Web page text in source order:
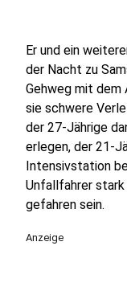
Er und ein
der Nacht zu
Gehweg mit
sie schwere
der 27-Jährige
erlegen, der 21-
Intensivstation
Unfallfahrer
gefahren sein.
Anzeige